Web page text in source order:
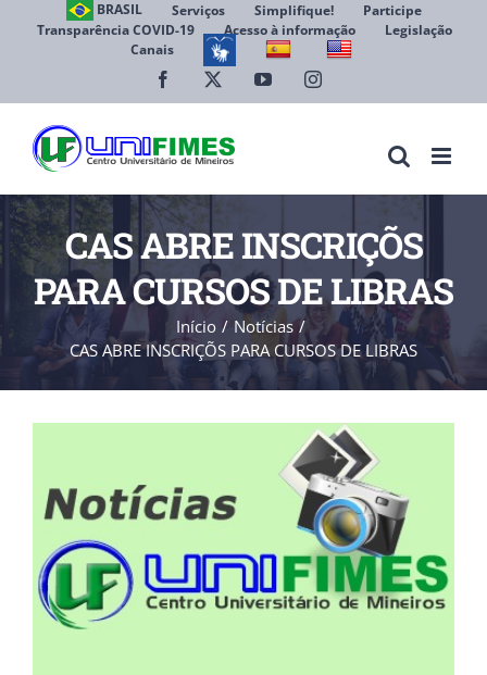
BRASIL Serviços Simplifique!
Participe
Transparência COVID-19
Acesso à informação
Legislação
Canais
Facebook YouTubeInstagram
CAS ABRE INSCRIÇÕS
PARA CURSOS DE LIBRAS
Início
Notícias
CAS ABRE INSCRIÇÕS PARA CURSOS DE LIBRAS